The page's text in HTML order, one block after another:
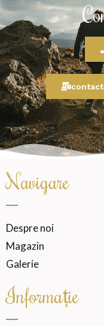
Navigare
Despre noi
Magazin
Galerie
Informație